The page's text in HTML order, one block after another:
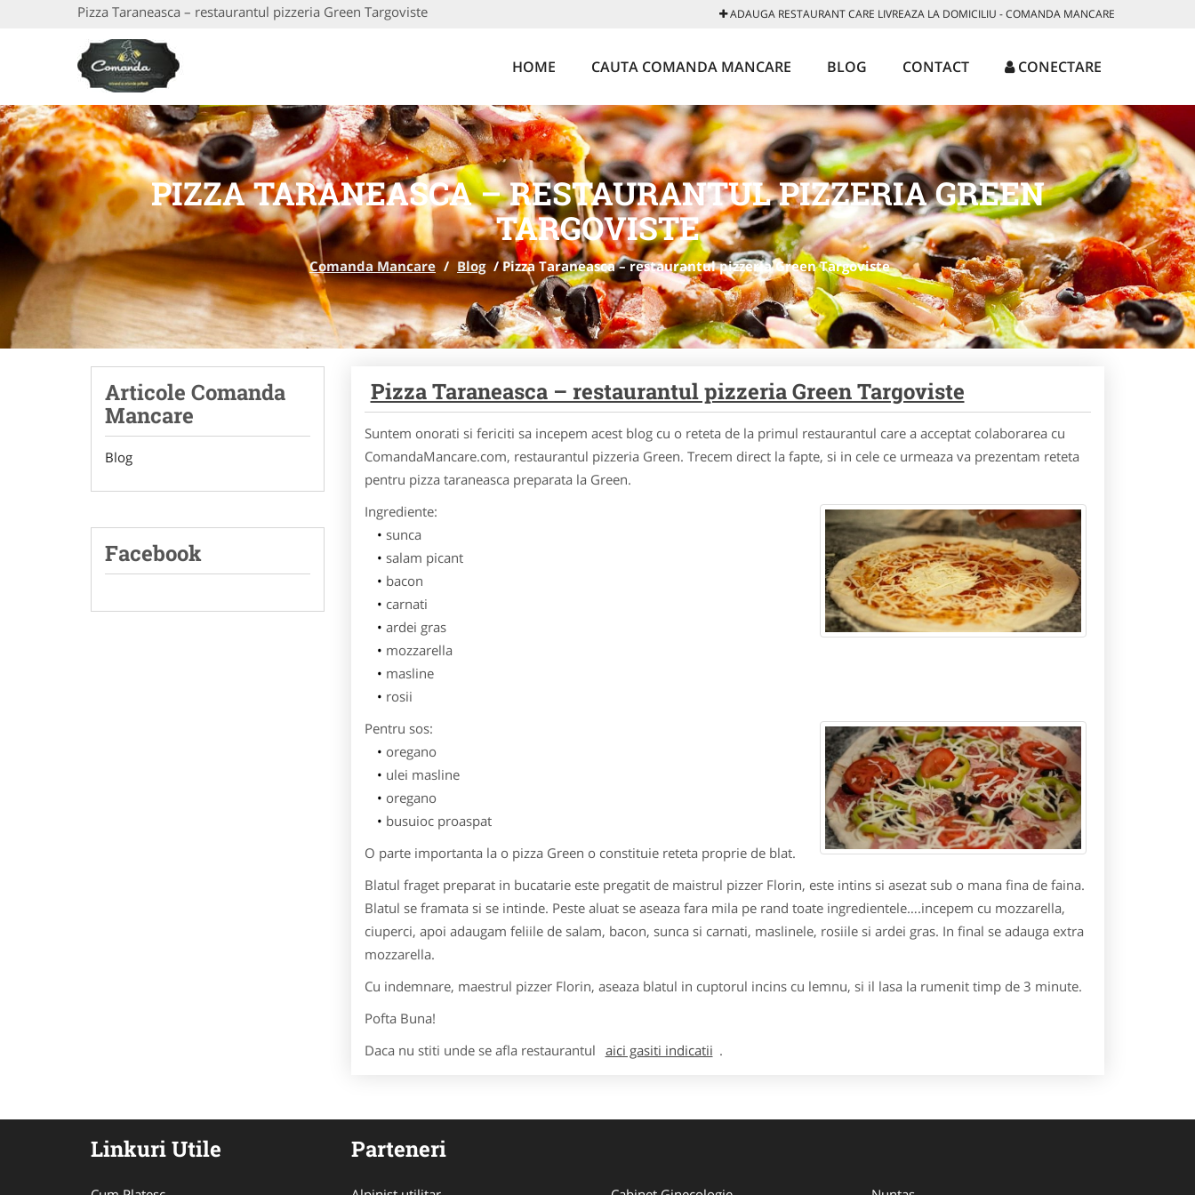
Pizza Taraneasca – restaurantul pizzeria Green Targoviste ADAUGA RESTAURANT CARE LIVREAZA LA DOMICILIU - COMANDA MANCARE
HOME CAUTA COMANDA MANCARE BLOG CONTACT CONECTARE
PIZZA TARANEASCA – RESTAURANTUL PIZZERIA GREEN
TARGOVISTE
Comanda Mancare / Blog /Pizza Taraneasca – restaurantul pizzeria Green Targoviste
Articole Comanda
Mancare
Blog
Facebook
Pizza Taraneasca – restaurantul pizzeria Green Targoviste
Suntem onorati si fericiti sa incepem acest blog cu o reteta de la primul restaurantul care a acceptat colaborarea cu
ComandaMancare.com, restaurantul pizzeria Green. Trecem direct la fapte, si in cele ce urmeaza va prezentam reteta
pentru pizza taraneasca preparata la Green.
Ingrediente:
sunca
salam picant
bacon
carnati
ardei gras
mozzarella
masline
rosii
Pentru sos:
oregano
ulei masline
oregano
busuioc proaspat
O parte importanta la o pizza Green o constituie reteta proprie de blat.
Blatul fraget preparat in bucatarie este pregatit de maistrul pizzer Florin, este intins si asezat sub o mana fina de faina.
Blatul se framata si se intinde. Peste aluat se aseaza fara mila pe rand toate ingredientele….incepem cu mozzarella,
ciuperci, apoi adaugam feliile de salam, bacon, sunca si carnati, maslinele, rosiile si ardei gras. In final se adauga extra
mozzarella.
Cu indemnare, maestrul pizzer Florin, aseaza blatul in cuptorul incins cu lemnu, si il lasa la rumenit timp de 3 minute.
Pofta Buna!
Daca nu stiti unde se afla restaurantul aici gasiti indicatii .
Linkuri Utile Parteneri